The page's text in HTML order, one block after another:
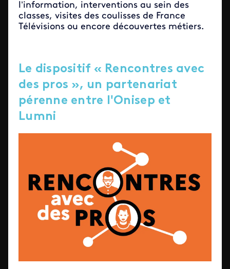
l’information, interventions au sein des
classes, visites des coulisses de France
Télévisions ou encore découvertes métiers.
Le dispositif « Rencontres avec
des pros », un partenariat
pérenne entre l'Onisep et
Lumni